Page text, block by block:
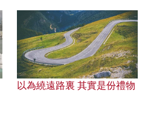
以為繞遠路裏 其實是份禮物